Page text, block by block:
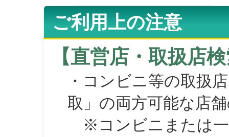
ご利用上の注意
【直営店・取扱店
・コンビニ等の取扱
取」の両方可能な店
※コンビニまたは一